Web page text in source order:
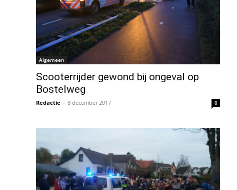
Algemeen
Scooterrijder gewond bij ongeval op
Bostelweg
Redactie - 8 december 2017 0